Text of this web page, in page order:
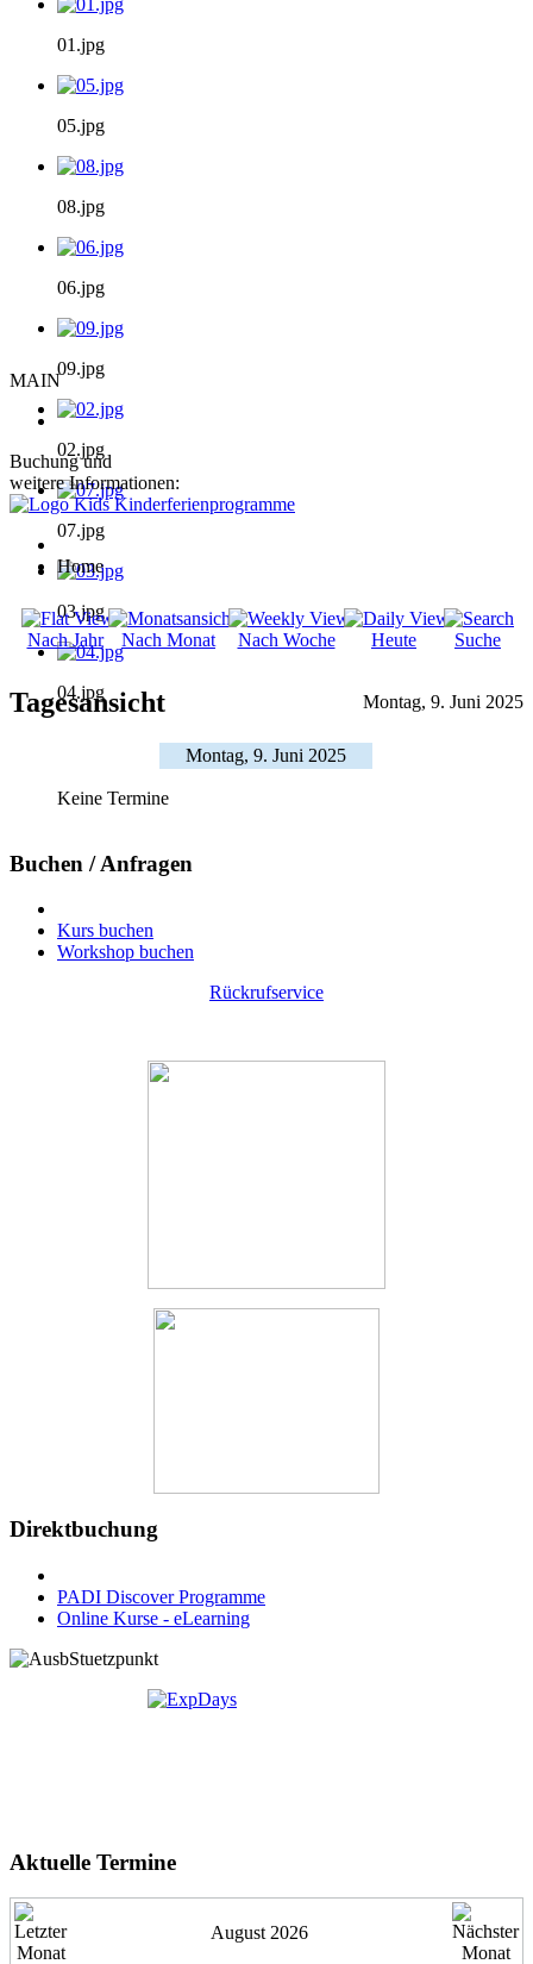
01.jpg
05.jpg
08.jpg
06.jpg
09.jpg
02.jpg
07.jpg
03.jpg
04.jpg
MAIN
Buchung und
weitere Informationen:
Home
Nach Jahr Nach Monat Nach Woche Heute Suche
Tagesansicht Montag, 9. Juni 2025
Montag, 9. Juni 2025
Keine Termine
Buchen / Anfragen
Kurs buchen
Workshop buchen
Rückrufservice
Direktbuchung
PADI Discover Programme
Online Kurse - eLearning
Aktuelle Termine
August 2026